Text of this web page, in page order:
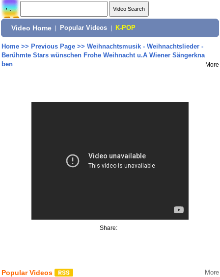
Video Home Popular Videos K-POP
Home>> Previous Page>> Weihnachtsmusik - Weihnachtslieder -
Berühmte Stars wünschen Frohe Weihnacht u.A Wiener Sängerkna
ben
More
Share:
Popular Videos More